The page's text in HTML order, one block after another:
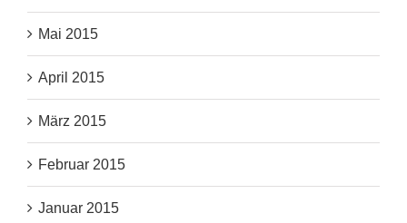
Mai 2015
April 2015
März 2015
Februar 2015
Januar 2015